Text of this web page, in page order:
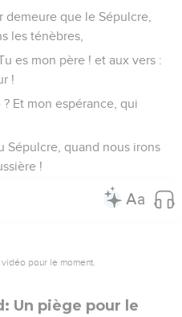
demeure que le Sépulcre,
les ténèbres,
es mon père ! et aux vers :
!
Et mon espérance, qui
Sépulcre, quand nous irons
!
pour le moment.
Un piège pour le